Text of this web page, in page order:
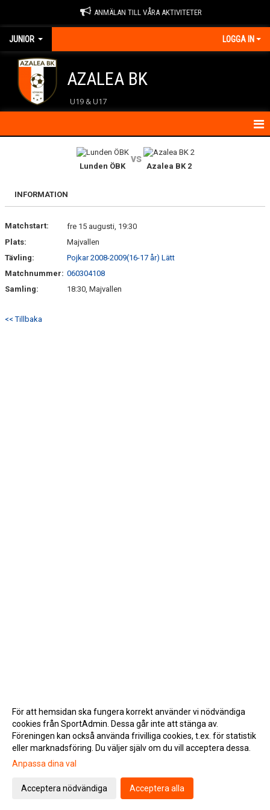
ANMÄLAN TILL VÅRA AKTIVITETER
JUNIOR LOGGA IN
AZALEA BK
U19 & U17
NYHETER
KALENDER
SPELARTRUPP
Lunden ÖBK
vs
Azalea BK 2
INFORMATION
Matchstart:
fre 15 augusti, 19:30
Plats:
Majvallen
Tävling:
Pojkar 2008-2009(16-17 år) Lätt
Matchnummer: 060304108
Samling:
18:30, Majvallen
<< Tillbaka
Gå till Webbversion
För att hemsidan ska fungera korrekt använder vi nödvändiga
cookies från SportAdmin. Dessa går inte att stänga av.
Föreningen kan också använda frivilliga cookies, t.ex. för statistik
eller marknadsföring. Du väljer själv om du vill acceptera dessa.
Anpassa dina val
Acceptera nödvändiga Acceptera alla